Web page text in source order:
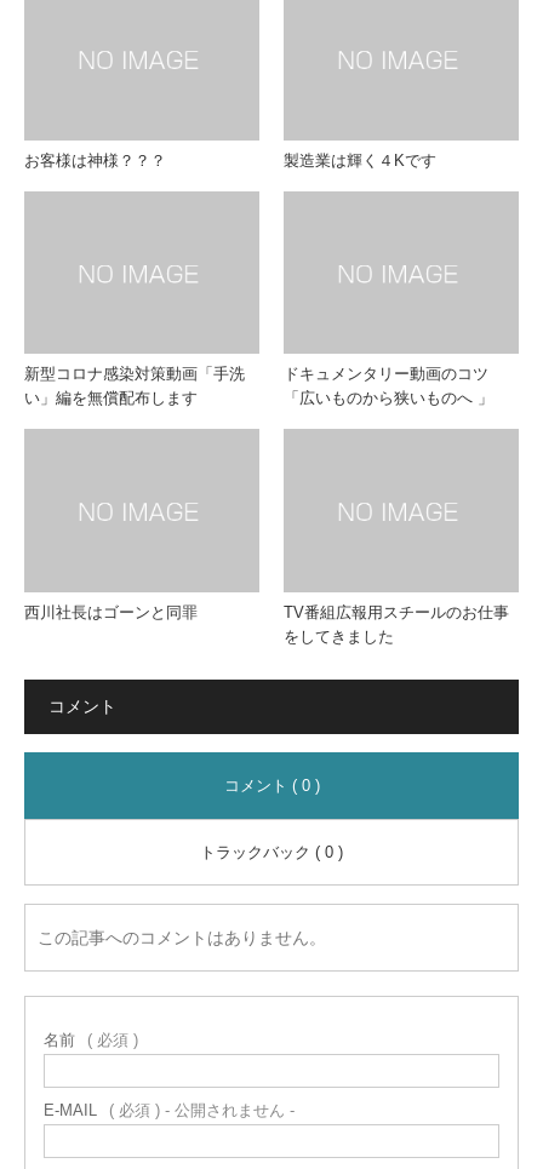
お客様は神様？？？ 製造業は輝く４Kです
新型コロナ感染対策動画「手洗
い」編を無償配布します
ドキュメンタリー動画のコツ
「広いものから狭いものへ 」
西川社長はゴーンと同罪
TV番組広報用スチールのお仕事
をしてきました
コメント
コメント ( 0 )
トラックバック ( 0 )
この記事へのコメントはありません。
名前 ( 必須 )
E-MAIL ( 必須 ) - 公開されません -